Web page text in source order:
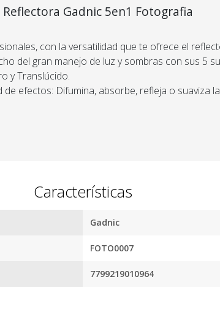
Gadnic 5en1 Fotografia
con la versatilidad que te ofrece el
del gran manejo de luz y sombras con sus 5
y Translúcido.
efectos: Difumina, absorbe, refleja o suaviza
marco de acero flexible, que puede ser
Características
Gadnic
FOTO0007
7799219010964
En Bidcom te
el 100% de tu dinero!
Asegurado
cuentan con seguro total.